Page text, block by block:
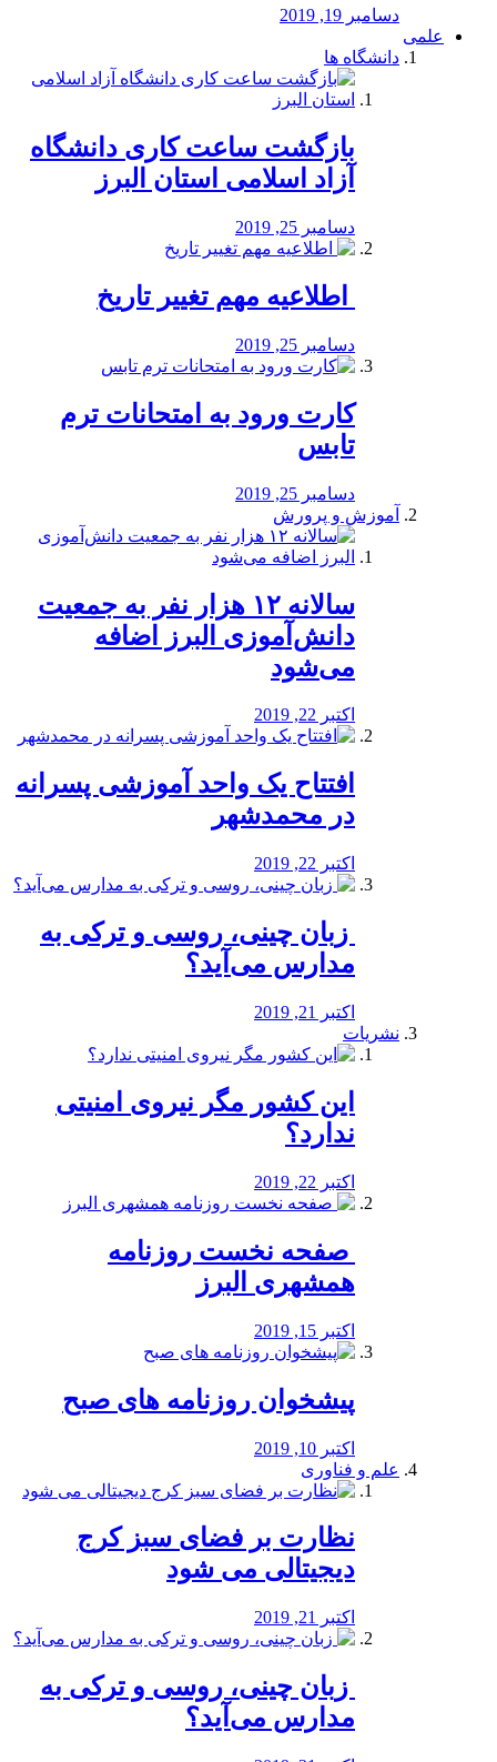
دسامبر 19, 2019
علمی
دانشگاه ها
بازگشت ساعت کاری دانشگاه
آزاد اسلامی استان البرز
دسامبر 25, 2019
️ اطلاعیه مهم تغییر تاریخ
دسامبر 25, 2019
کارت ورود به امتحانات ترم
تابس
دسامبر 25, 2019
آموزش و پرورش
️سالانه ۱۲ هزار نفر به جمعیت
دانش‌آموزی البرز اضافه
می‌شود
اکتبر 22, 2019
افتتاح یک واحد آموزشی پسرانه
در محمدشهر
اکتبر 22, 2019
️ زبان چینی، روسی و ترکی به
مدارس می‌آید؟
اکتبر 21, 2019
نشریات
این کشور مگر نیروی امنیتی
ندارد؟
اکتبر 22, 2019
️ صفحه نخست روزنامه‌
همشهری البرز
اکتبر 15, 2019
پیشخوان روزنامه های صبح
اکتبر 10, 2019
علم و فناوری
نظارت بر فضای سبز کرج
دیجیتالی می شود
اکتبر 21, 2019
️ زبان چینی، روسی و ترکی به
مدارس می‌آید؟